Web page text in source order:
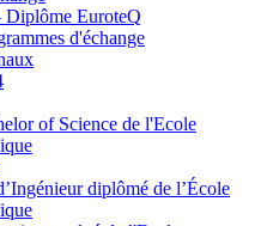
Diplôme EuroteQ
d'échange
of Science de l'Ecole
diplômé de l’École